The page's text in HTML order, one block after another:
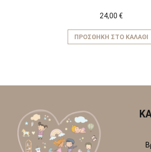
24,00 €
ΠΡΟΣΘΉΚΗ ΣΤΟ ΚΑΛΆΘΙ